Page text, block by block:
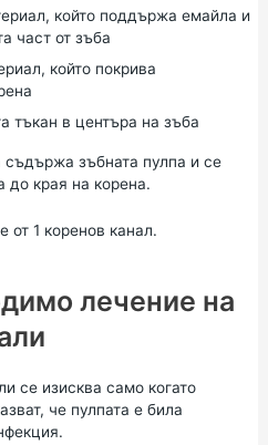
който поддържа емайла и
част от зъба
който покрива
тъкан в центъра на зъба
съдържа зъбната пулпа и се
до края на корена.
1 коренов канал.
лечение на
се изисква само когато
че пулпата е била